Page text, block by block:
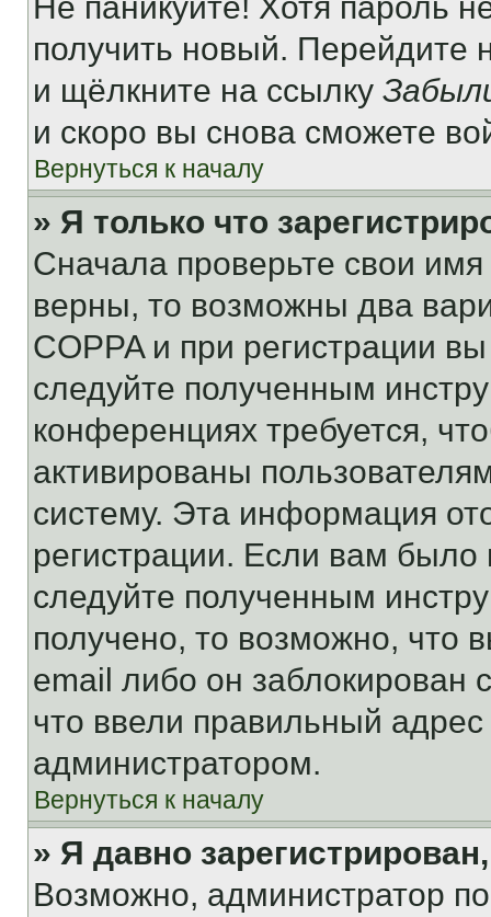
получить новый. Перейдите
и щёлкните на ссылку
и скоро вы снова сможете
Вернуться к началу
» Я только что
Сначала проверьте свои
верны, то возможны два
COPPA и при регистрации
следуйте полученным
конференциях требуется,
активированы
систему. Эта информация
регистрации. Если вам
следуйте полученным
получено, то возможно, что
email либо он
что ввели правильный адрес
администратором.
Вернуться к началу
» Я давно
Возможно, администратор